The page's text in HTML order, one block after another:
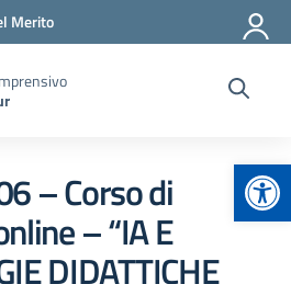
Merito
– Corso di
– “IA E
DIDATTICHE